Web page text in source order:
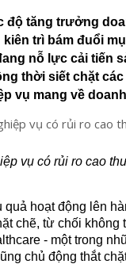
độ tăng trưởng
trì bám đuổi
nỗ lực cải tiến
thời siết chặt
vụ mang về
vụ có rủi ro cao
quả hoạt động lên
chẽ, từ chối
- một trong
chủ động thắt